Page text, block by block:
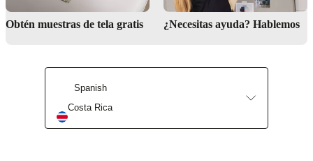
45
cm
2
13
Obtén muestras de tela gratis ¿Necesitas ayuda? Hablemos
Spanish
Costa Rica